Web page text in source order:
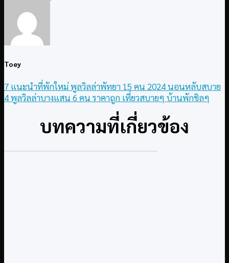
Toey
7 แนะนำที่พักใหม่ พูลวิลล่าพัทยา 15 คน 2024 นอนหลับสบาย
4 พูลวิลล่าบางแสน 6 คน ราคาถูก เที่ยวสบายๆ บ้านพักชิลๆ
บทความที่เกี่ยวข้อง